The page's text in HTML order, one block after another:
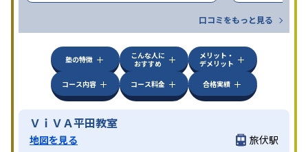
口コミをもっと見る
塾の特徴
こんな人に
おすすめ
メリット・
デメリット
コース内容
コース料金 合格実績
ＶｉＶＡ平田教室
地図を見る
旅伏駅